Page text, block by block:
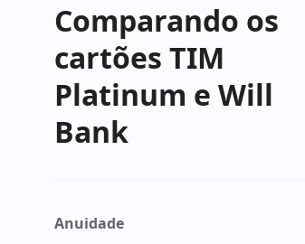
Comparando os
cartões TIM
Platinum e Will
Bank
Anuidade